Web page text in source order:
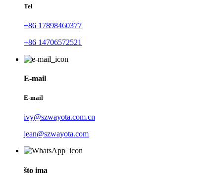
Tel
+86 17898460377
+86 14706572521
E-mail
E-mail
ivy@szwayota.com.cn
jean@szwayota.com
što ima